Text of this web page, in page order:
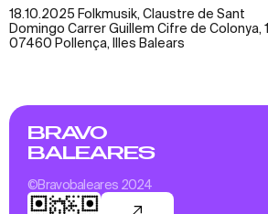
18.10.2025 Folkmusik, Claustre de Sant
Domingo Carrer Guillem Cifre de Colonya, 1
07460 Pollença, Illes Balears
BRAVO
BALEARES
©Bravobaleares 2024